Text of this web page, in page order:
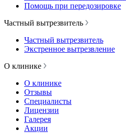
Помощь при передозировке
Частный вытрезвитель
Частный вытрезвитель
Экстренное вытрезвление
О клинике
О клинике
Отзывы
Специалисты
Лицензии
Галерея
Акции